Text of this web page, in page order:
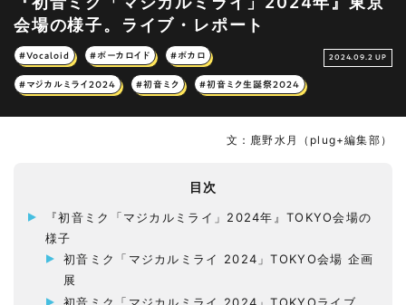
会場の様子。ライブ・レポート
#Vocaloid #ボーカロイド #ボカロ
#マジカルミライ2024 #初音ミク #初音ミク生誕祭2024
2024.09.2 UP
文：鹿野水月（plug+編集部）
目次
『初音ミク「マジカルミライ」2024年』TOKYO会場の
様子
初音ミク「マジカルミライ 2024」TOKYO会場 企画
展